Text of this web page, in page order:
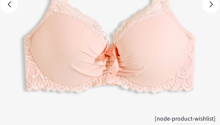
[node-product-wishlist]